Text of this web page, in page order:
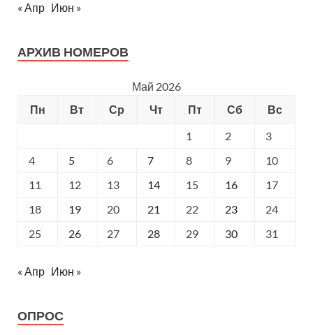
« Апр Июн »
АРХИВ НОМЕРОВ
Май 2026
Пн
Вт Ср Чт Пт Сб
Вс
1
2
3
4
5 6 7 8 9
10
11
12 13 14 15 16
17
18
19 20 21 22 23
24
25
26 27 28 29 30 31
« Апр Июн »
ОПРОС